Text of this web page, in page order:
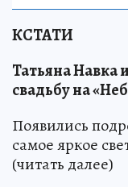
КСТАТИ
Татьяна Навка
свадьбу на
Появились
самое яркое
(читать далее)